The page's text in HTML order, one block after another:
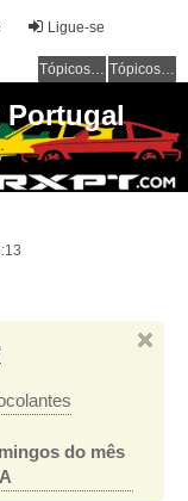
Ligue-se
Tópicos sem resposta Tópicos ativos
Portugal
do mês